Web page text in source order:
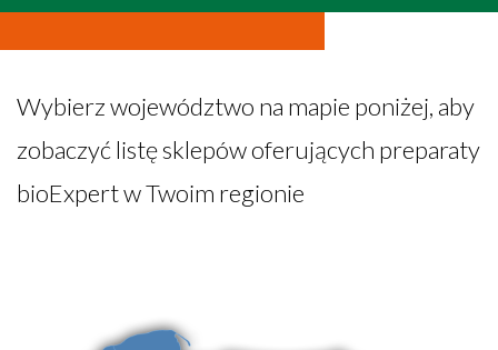
Wybierz województwo na mapie poniżej, aby
zobaczyć listę sklepów oferujących preparaty
bioExpert w Twoim regionie